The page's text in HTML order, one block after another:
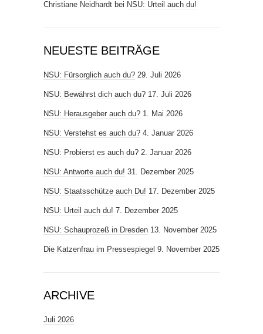
Christiane Neidhardt bei NSU: Urteil auch du!
NEUESTE BEITRÄGE
NSU: Fürsorglich auch du? 29. Juli 2026
NSU: Bewährst dich auch du? 17. Juli 2026
NSU: Herausgeber auch du? 1. Mai 2026
NSU: Verstehst es auch du? 4. Januar 2026
NSU: Probierst es auch du? 2. Januar 2026
NSU: Antworte auch du! 31. Dezember 2025
NSU: Staatsschütze auch Du! 17. Dezember 2025
NSU: Urteil auch du! 7. Dezember 2025
NSU: Schauprozeß in Dresden 13. November 2025
Die Katzenfrau im Pressespiegel 9. November 2025
ARCHIVE
Juli 2026